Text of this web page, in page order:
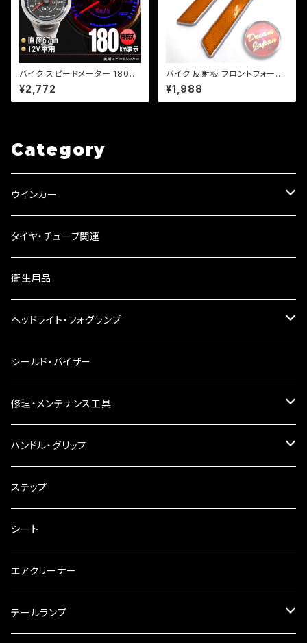
バイク スピードメーター 180k
m LEDミニメーター 汎用 シル
バー 12V用//機械式/b167/モン
キー/エイプ/DAX等
¥2,772
バイク 反射板 フロントフォーク
フレーム/両面テープ/ハーレー/
【シルバー・ブラック選択】/カスタ
ム/車検【クリックポスト送料無
¥1,988
Category
ウインカー
ウインカーリレー
ウインカーレンズ
LEDウインカー
電球型ウインカー
バードゲージウインカー
ウインカークランプ
タイヤ・チューブ関連
衛生用品
ヘッドライト・フォグランプ
ヘッドライト
フォグランプ
配線・リレー
シールド・バイザー
修理・メンテナンス工具
インテークマニホールド
電装・配線・キボシ等
キャブレター
チェーン
工具類
ハンドル・グリップ
グリップ
バーハン
ハンドルパーツ
ハンドルスイッチ
ハンドルポスト
ステップ
シート
エアクリーナー
テールランプ